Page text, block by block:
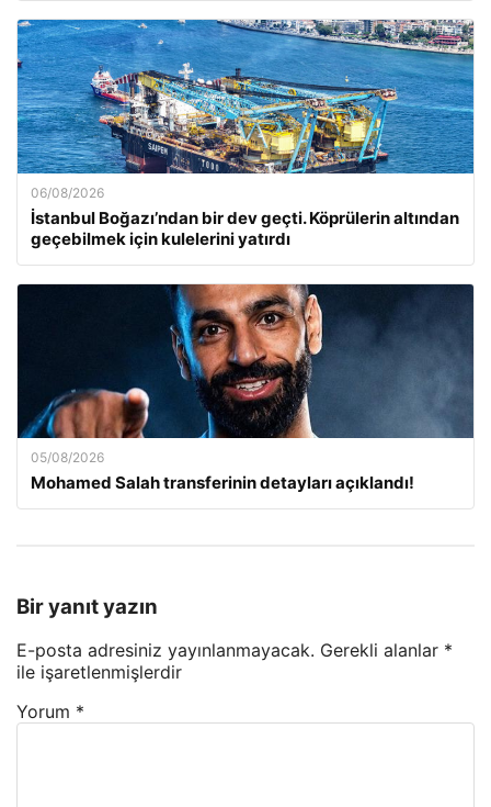
06/08/2026
İstanbul Boğazı’ndan bir dev geçti. Köprülerin altından
geçebilmek için kulelerini yatırdı
05/08/2026
Mohamed Salah transferinin detayları açıklandı!
Bir yanıt yazın
E-posta adresiniz yayınlanmayacak. Gerekli alanlar *
ile işaretlenmişlerdir
Yorum *